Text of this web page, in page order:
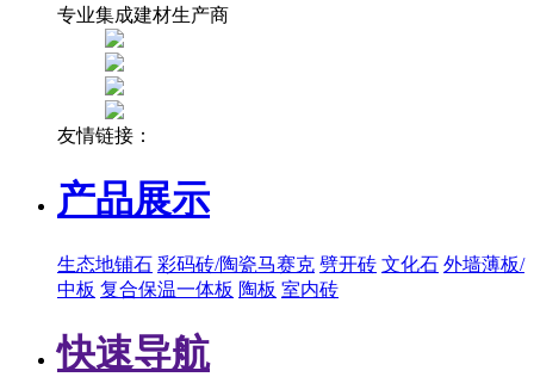
专业集成建材生产商
友情链接：
产品展示
生态地铺石 彩码砖/陶瓷马赛克 劈开砖 文化石 外墙薄板/
中板 复合保温一体板 陶板 室内砖
快速导航